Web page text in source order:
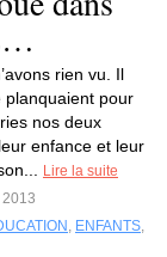
rien vu. Il
planquaient pour
nos deux
enfance et leur
Lire la suite
, ENFANTS,